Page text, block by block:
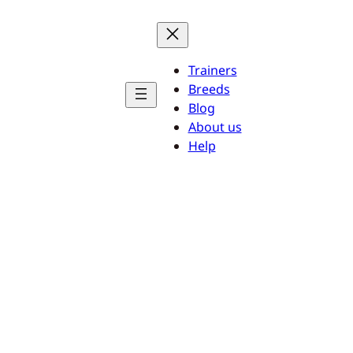
Trainers
Breeds
Blog
About us
Help